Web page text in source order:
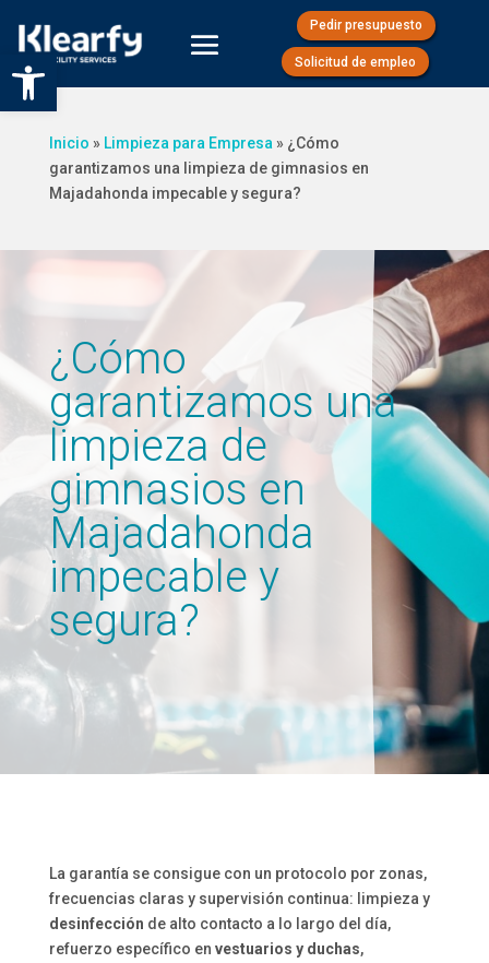
Abrir barra de herramientas
Pedir presupuesto
Solicitud de empleo
Inicio » Limpieza para Empresa » ¿Cómo
garantizamos una limpieza de gimnasios en
Majadahonda impecable y segura?
¿Cómo
garantizamos una
limpieza de
gimnasios en
Majadahonda
impecable y
segura?
La garantía se consigue con un protocolo por zonas,
frecuencias claras y supervisión continua: limpieza y
desinfección de alto contacto a lo largo del día,
refuerzo específico en vestuarios y duchas,